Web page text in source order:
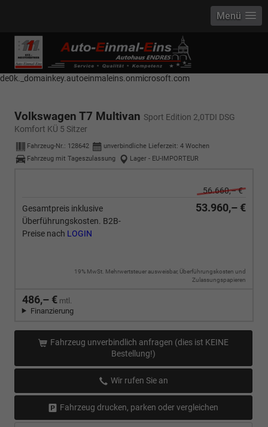
------------ Host Name : selector1._domainkey Points to address or value:
selector1-aee-de0k._domainkey.autoeinmaleins.onmicrosoft.com Host
Name : selector2._domainkey Points to address or value: selector2-aee-
de0k._domainkey.autoeinmaleins.onmicrosoft.com
Menü
Volkswagen T7 Multivan Sport Edition 2,0TDI DSG
Komfort KÜ 5 Sitzer
Fahrzeug-Nr.: 128642 unverbindliche Lieferzeit: 4 Wochen
Fahrzeug mit Tageszulassung
Lager - EU-IMPORTEUR
56.660,– €
Gesamtpreis inklusive
Überführungskosten. B2B-
Preise nach LOGIN
53.960,– €
19% MwSt. Mehrwertsteuer ausweisbar, Überführungskosten und
Zulassungspapieren
486,– € mtl.
Finanzierung
Fahrzeug unverbindlich anfragen (dies ist KEINE
Bestellung!)
Wir rufen Sie an
Fahrzeug drucken, parken oder vergleichen